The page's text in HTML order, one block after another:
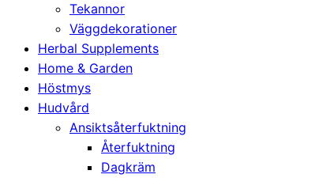
Tekannor
Väggdekorationer
Herbal Supplements
Home & Garden
Höstmys
Hudvård
Ansiktsåterfuktning
Återfuktning
Dagkräm